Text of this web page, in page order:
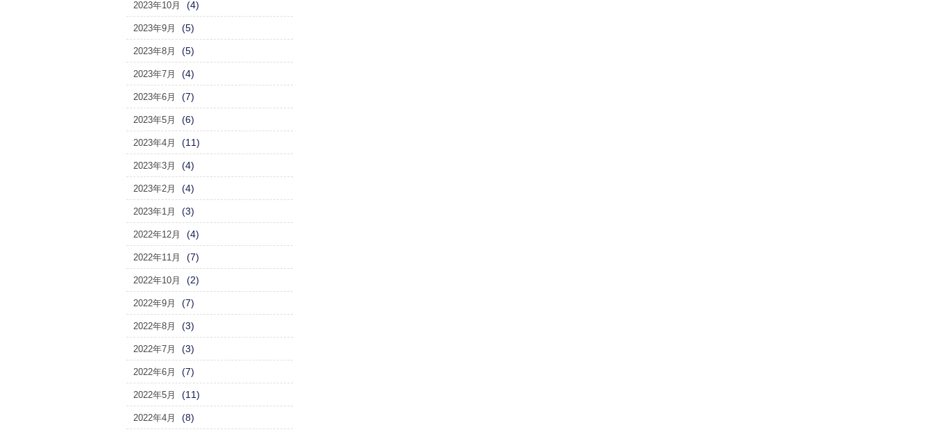
2023年10月 (4)
2023年9月 (5)
2023年8月 (5)
2023年7月 (4)
2023年6月 (7)
2023年5月 (6)
2023年4月 (11)
2023年3月 (4)
2023年2月 (4)
2023年1月 (3)
2022年12月 (4)
2022年11月 (7)
2022年10月 (2)
2022年9月 (7)
2022年8月 (3)
2022年7月 (3)
2022年6月 (7)
2022年5月 (11)
2022年4月 (8)